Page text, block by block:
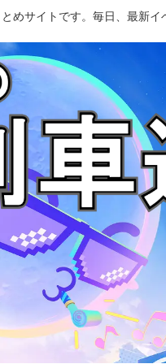
めサイトです。毎日、最新